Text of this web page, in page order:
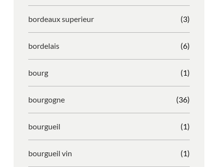
bordeaux superieur (3)
bordelais (6)
bourg (1)
bourgogne (36)
bourgueil (1)
bourgueil vin (1)